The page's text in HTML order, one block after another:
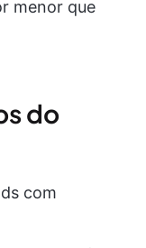
menor que
do
com